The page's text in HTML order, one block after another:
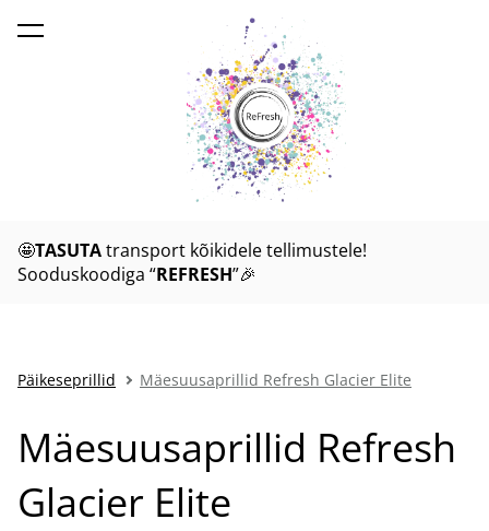
lisati ostukorvi. Vaata ostukorvi
🤩TASUTAtransport kõikidele tellimustele!
Sooduskoodiga “REFRESH”🎉
Päikeseprillid Mäesuusaprillid Refresh Glacier Elite
Mäesuusaprillid Refresh
Glacier Elite